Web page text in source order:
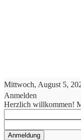
Mittwoch, August 5,
Anmelden
Herzlich willkommen!